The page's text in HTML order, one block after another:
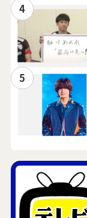
4
5